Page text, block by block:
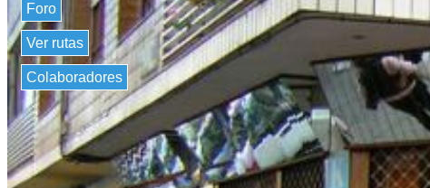
Foro
Ver rutas
Colaboradores